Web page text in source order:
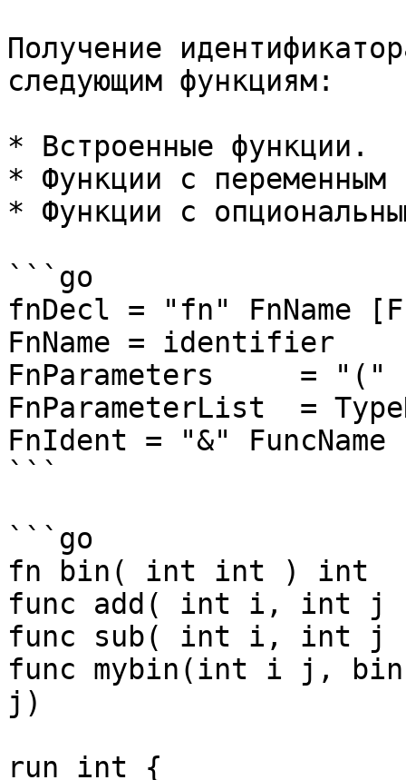
Получение
следующим функциям:
* Встроенные функции.
* Функции с переменным
* Функции с
```go
fnDecl = "fn" FnName
FnName = identifier
FnParameters     =
FnParameterList  =
FnIdent = "&" FuncName
```
```go
fn bin( int int ) int
func add( int i, int
func sub( int i, int
func mybin(int i j,
j)
run int {